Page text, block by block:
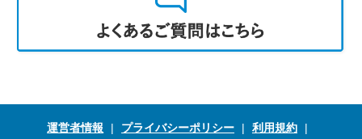
運営者情報 プライバシーポリシー
利用規約